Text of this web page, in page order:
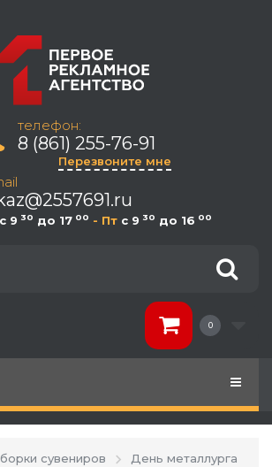
телефон:
8 (861) 255-76-91
Перезвоните мне
c 9 30 до 17 00 - Пт c 9 30 до 16 00
0
сувениров
День металлурга